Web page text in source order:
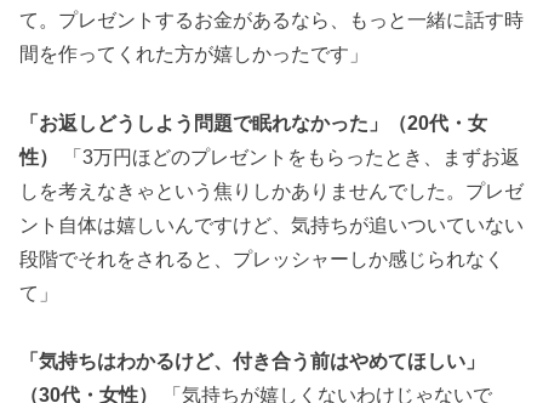
て。プレゼントするお金があるなら、もっと一緒に話す時
間を作ってくれた方が嬉しかったです」
「お返しどうしよう問題で眠れなかった」（20代・女
性）
「3万円ほどのプレゼントをもらったとき、まずお返
しを考えなきゃという焦りしかありませんでした。プレゼ
ント自体は嬉しいんですけど、気持ちが追いついていない
段階でそれをされると、プレッシャーしか感じられなく
て」
「気持ちはわかるけど、付き合う前はやめてほしい」
（30代・女性）
「気持ちが嬉しくないわけじゃないで